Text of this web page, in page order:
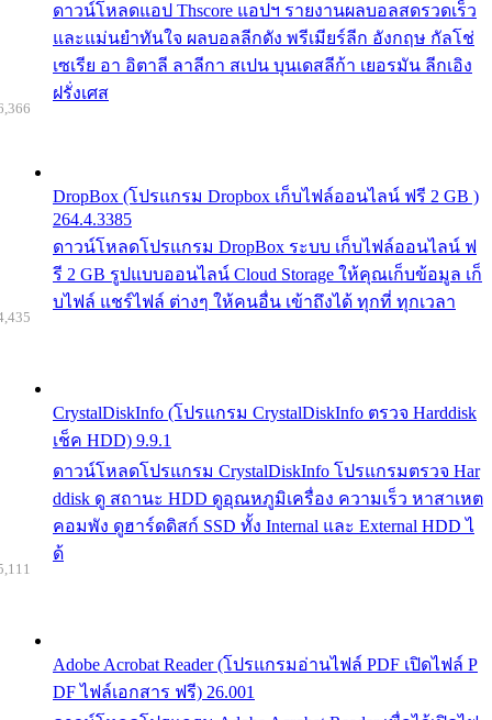
ดาวน์โหลดแอป Thscore แอปฯ รายงานผลบอลสดรวดเร็ว
และแม่นยำทันใจ ผลบอลลีกดัง พรีเมียร์ลีก อังกฤษ กัลโช่
เซเรีย อา อิตาลี ลาลีกา สเปน บุนเดสลีก้า เยอรมัน ลีกเอิง
ฝรั่งเศส
DropBox (โปรแกรม Dropbox เก็บไฟล์ออนไลน์ ฟรี 2 GB )
264.4.3385
ดาวน์โหลดโปรแกรม DropBox ระบบ เก็บไฟล์ออนไลน์ ฟ
รี 2 GB รูปแบบออนไลน์ Cloud Storage ให้คุณเก็บข้อมูล เก็
บไฟล์ แชร์ไฟล์ ต่างๆ ให้คนอื่น เข้าถึงได้ ทุกที่ ทุกเวลา
CrystalDiskInfo (โปรแกรม CrystalDiskInfo ตรวจ Harddisk
เช็ค HDD) 9.9.1
ดาวน์โหลดโปรแกรม CrystalDiskInfo โปรแกรมตรวจ Har
ddisk ดู สถานะ HDD ดูอุณหภูมิเครื่อง ความเร็ว หาสาเหต
คอมพัง ดูฮาร์ดดิสก์ SSD ทั้ง Internal และ External HDD ไ
ด้
Adobe Acrobat Reader (โปรแกรมอ่านไฟล์ PDF เปิดไฟล์ P
DF ไฟล์เอกสาร ฟรี) 26.001